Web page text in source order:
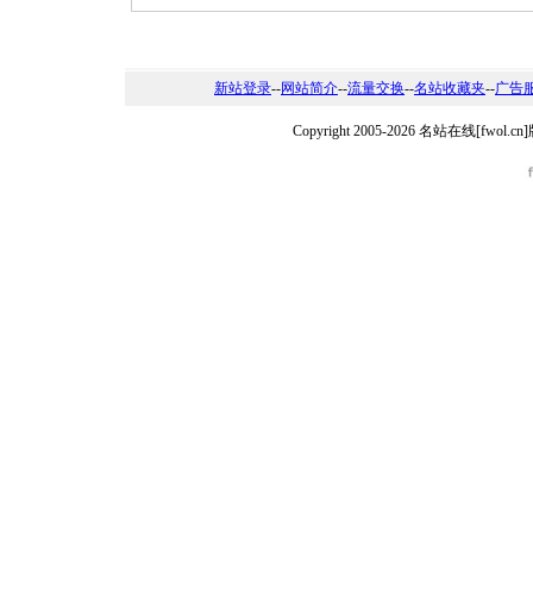
新站登录--网站简介--流量交换--名站收藏夹--广告
Copyright 2005-2026 名站在线